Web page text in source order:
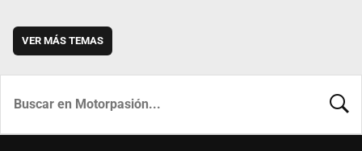
VER MÁS TEMAS